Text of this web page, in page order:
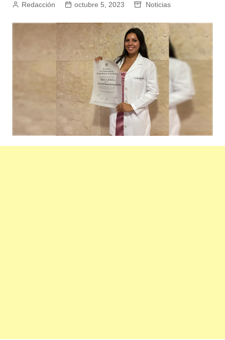
Redacción octubre 5, 2023 Noticias